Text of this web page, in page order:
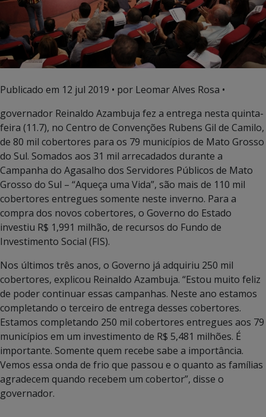
Publicado em 12 jul 2019 • por Leomar Alves Rosa •
governador Reinaldo Azambuja fez a entrega nesta quinta-
feira (11.7), no Centro de Convenções Rubens Gil de Camilo,
de 80 mil cobertores para os 79 municípios de Mato Grosso
do Sul. Somados aos 31 mil arrecadados durante a
Campanha do Agasalho dos Servidores Públicos de Mato
Grosso do Sul – “Aqueça uma Vida”, são mais de 110 mil
cobertores entregues somente neste inverno. Para a
compra dos novos cobertores, o Governo do Estado
investiu R$ 1,991 milhão, de recursos do Fundo de
Investimento Social (FIS).
Nos últimos três anos, o Governo já adquiriu 250 mil
cobertores, explicou Reinaldo Azambuja. “Estou muito feliz
de poder continuar essas campanhas. Neste ano estamos
completando o terceiro de entrega desses cobertores.
Estamos completando 250 mil cobertores entregues aos 79
municípios em um investimento de R$ 5,481 milhões. É
importante. Somente quem recebe sabe a importância.
Vemos essa onda de frio que passou e o quanto as famílias
agradecem quando recebem um cobertor”, disse o
governador.